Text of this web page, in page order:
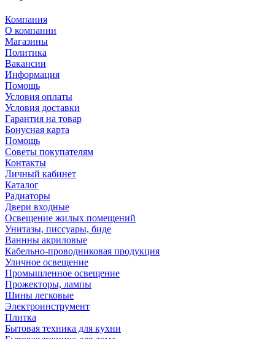
Компания
О компании
Магазины
Политика
Вакансии
Информация
Помощь
Условия оплаты
Условия доставки
Гарантия на товар
Бонусная карта
Помощь
Советы покупателям
Контакты
Личный кабинет
Каталог
Радиаторы
Двери входные
Освещение жилых помещений
Унитазы, писсуары, биде
Ваннны акриловые
Кабельно-проводниковая продукция
Уличное освещение
Промышленное освещение
Прожекторы, лампы
Шины легковые
Электроинструмент
Плитка
Бытовая техника для кухни